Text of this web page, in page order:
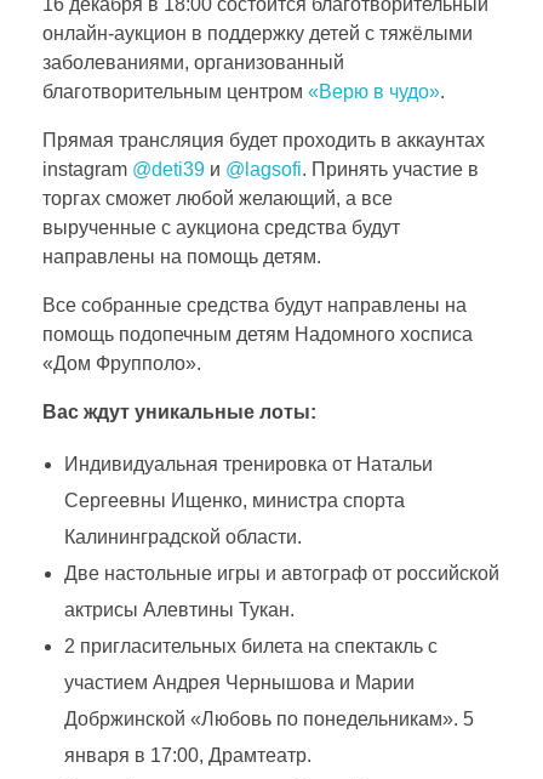
л
а
г
о
т
в
о
р
и
е
л
онлайн-аукцион в поддержку детей с тяжёлыми
заболеваниями, организованный
благотворительным центром «Верю в чудо».
Прямая трансляция будет проходить в аккаунтах
instagram @deti39 и @lagsofi. Принять участие в
торгах сможет любой желающий, а все
вырученные с аукциона средства будут
направлены на помощь детям.
Все собранные средства будут направлены на
помощь подопечным детям Надомного хосписа
«Дом Фрупполо».
Вас ждут уникальные лоты:
Индивидуальная тренировка от Натальи
Сергеевны Ищенко, министра спорта
Калининградской области.
Две настольные игры и автограф от российской
актрисы Алевтины Тукан.
2 пригласительных билета на спектакль с
участием Андрея Чернышова и Марии
Добржинской «Любовь по понедельникам». 5
января в 17:00, Драмтеатр.